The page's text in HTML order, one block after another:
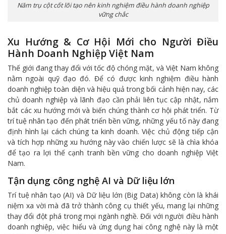
Năm trụ cột cốt lõi tạo nên kinh nghiệm điều hành doanh nghiệp
vững chắc
Xu Hướng & Cơ Hội Mới cho Người Điều
Hành Doanh Nghiệp Việt Nam
Thế giới đang thay đổi với tốc độ chóng mặt, và Việt Nam không
nằm ngoài quỹ đạo đó. Để có được kinh nghiệm điều hành
doanh nghiệp toàn diện và hiệu quả trong bối cảnh hiện nay, các
chủ doanh nghiệp và lãnh đạo cần phải liên tục cập nhật, nắm
bắt các xu hướng mới và biến chúng thành cơ hội phát triển. Từ
trí tuệ nhân tạo đến phát triển bền vững, những yếu tố này đang
định hình lại cách chúng ta kinh doanh. Việc chủ động tiếp cận
và tích hợp những xu hướng này vào chiến lược sẽ là chìa khóa
để tạo ra lợi thế cạnh tranh bền vững cho doanh nghiệp Việt
Nam.
Tận dụng công nghệ AI và Dữ liệu lớn
Trí tuệ nhân tạo (AI) và Dữ liệu lớn (Big Data) không còn là khái
niệm xa vời mà đã trở thành công cụ thiết yếu, mang lại những
thay đổi đột phá trong mọi ngành nghề. Đối với người điều hành
doanh nghiệp, việc hiểu và ứng dụng hai công nghệ này là một